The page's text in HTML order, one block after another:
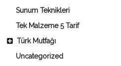
Sunum Teknikleri
Tek Malzeme 5 Tarif
Türk Mutfağı
Uncategorized